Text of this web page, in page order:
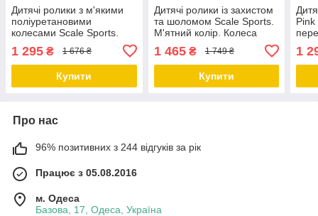
Дитячі ролики з м'якими
поліуретановими
колесами Scale Sports.
Білий колір. Розмір 38-41
1 295 ₴ 1 676 ₴
Купити
Дитячі ролики із захистом
та шоломом Scale Sports.
М'ятний колір. Колеса
поліуретанові. Розмір 29-
33
1 465₴ 1 749 ₴
Купити
Pink
1
Про нас
96% позитивних з 244 відгуків за рік
Працює з 05.08.2016
м. Одеса
Базова, 17, Одеса, Україна